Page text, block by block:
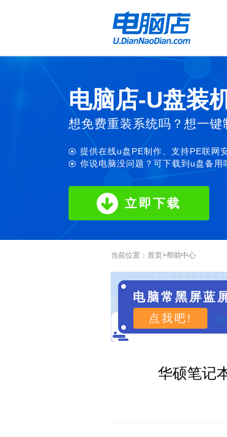
电脑店-U盘装
想免费重装系统吗？想一键
提供在线u盘PE制作、支持PE联网
你说电脑没问题？可下载到u盘备用
立即下载
当前位置： 首页>帮助中心
电脑常黑屏蓝
点我吧!
华硕笔记